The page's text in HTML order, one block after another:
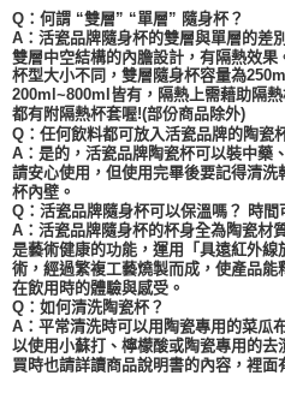
Q：何謂 “雙層” “單層” 隨身杯？
A：活瓷品牌隨身杯的雙層與單層的差
雙層中空結構的內膽設計，有隔熱效
杯型大小不同， 雙層 隨身杯容量為
200ml~800ml皆有，隔熱上需藉助隔
都有附隔熱杯套喔!(部份商品除外)
Q：任何飲料都可放入活瓷品牌的陶瓷
A：是的，活瓷品牌陶瓷杯可以裝中藥
請安心使用，但使用完畢後要記得清
杯內壁。
Q：活瓷品牌隨身杯可以保溫嗎？ 時間
A：活瓷品牌隨身杯的杯身全為陶瓷材
是藝術健康的功能，運用「具遠紅外
術，經過繁複工藝燒製而成，使產品
在飲用時的體驗與感受。
Q：如何清洗陶瓷杯？
A：平常清洗時可以用陶瓷專用的菜瓜
以使用小蘇打、檸檬酸或陶瓷專用的
買時也請詳讀商品說明書的內容，裡